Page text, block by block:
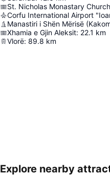
St. Nicholas Monastary Church
Corfu International Airport
Manastiri i Shën Mërisë
Xhamia e Gjin Aleksit: 22.1 km
Vlorë: 89.8 km
Explore nearby